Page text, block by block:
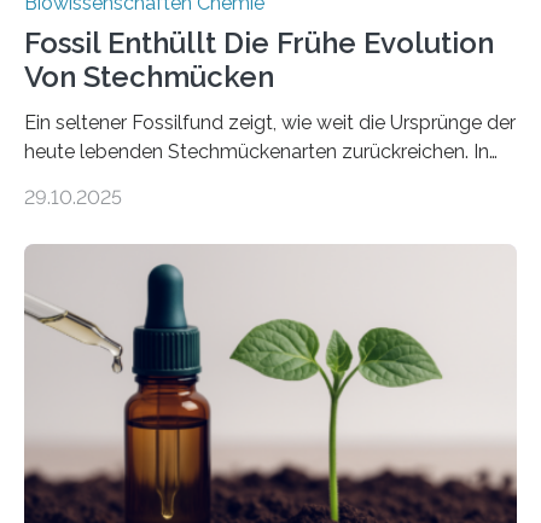
Fossil Enthüllt Die Frühe Evolution
Von Stechmücken
Ein seltener Fossilfund zeigt, wie weit die Ursprünge der
heute lebenden Stechmückenarten zurückreichen. In
Forschende die bisher älteste bekannte Stechmücken-
Region Kachin in Myanmar und hat sich in
ausgezeichnetem Zustand erhalten. Es konnte als neue
Art einer neuen Gattung beschrieben werden und trägt
nun den Namen Cretosabethes primaevus. Dieser erste
fossile Nachweis einer Stechmückenlarve in Bernstein
stellt gleichzeitig den ersten Fossilfund einer
Mückenlarve aus dem Mesozoikum dar, denn…
29.10.2025